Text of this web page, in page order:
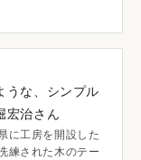
うな、シンプル
宏治さん
に工房を開設した
練された木のテー